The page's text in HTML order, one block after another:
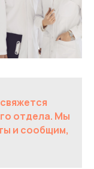
отдела. Мы
и сообщим,